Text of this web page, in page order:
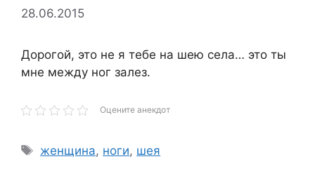
28.06.2015
Дорогой, это не я тебе на шею села… это ты
мне между ног залез.
Оцените анекдот
Метки
женщина, ноги, шея